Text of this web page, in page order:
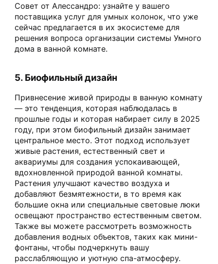
Совет от Алессандро: узнайте у вашего
поставщика услуг для умных колонок, что уже
сейчас предлагается в их экосистеме для
решения вопроса организации системы Умного
дома в ванной комнате.
5. Биофильный дизайн
Привнесение живой природы в ванную комнату
— это тенденция, которая наблюдалась в
прошлые годы и которая набирает силу в 2025
году, при этом биофильный дизайн занимает
центральное место. Этот подход использует
живые растения, естественный свет и
аквариумы для создания успокаивающей,
вдохновленной природой ванной комнаты.
Растения улучшают качество воздуха и
добавляют безмятежности, в то время как
большие окна или специальные световые люки
освещают пространство естественным светом.
Также вы можете рассмотреть возможность
добавления водных объектов, таких как мини-
фонтаны, чтобы подчеркнуть вашу
расслабляющую и уютную спа-атмосферу.